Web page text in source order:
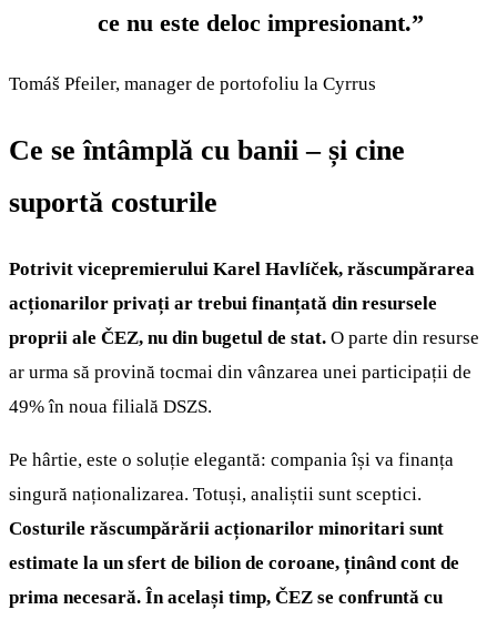
ce nu este deloc impresionant.”
Tomáš Pfeiler, manager de portofoliu la Cyrrus
Ce se întâmplă cu banii – și cine
suportă costurile
Potrivit vicepremierului Karel Havlíček, răscumpărarea
acționarilor privați ar trebui finanțată din resursele
proprii ale ČEZ, nu din bugetul de stat. O parte din resurse
ar urma să provină tocmai din vânzarea unei participații de
49% în noua filială DSZS.
Pe hârtie, este o soluție elegantă: compania își va finanța
singură naționalizarea. Totuși, analiștii sunt sceptici.
Costurile răscumpărării acționarilor minoritari sunt
estimate la un sfert de bilion de coroane, ținând cont de
prima necesară. În același timp, ČEZ se confruntă cu